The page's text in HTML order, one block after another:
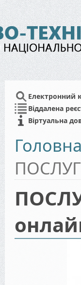
Електронний
Віддалена
Віртуальна